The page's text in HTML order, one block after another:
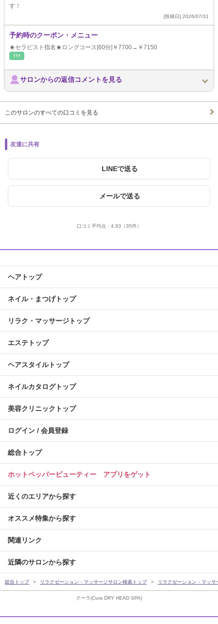
クーラ(Cura DRY HEAD SPA)
す！
[投稿日] 2026/07/31
予約時のクーポン・メニュー
★セラピスト指名★ロングコース[60分]￥7700→￥7150
ﾘﾗｸ
サロンからの返信コメントを見る
このサロンのすべての口コミを見る
友達に共有
LINEで送る
メールで送る
口コミ平均点： 4.83 （35件）
ヘアトップ
ネイル・まつげトップ
リラク・マッサージトップ
エステトップ
ヘアスタイルトップ
ネイルカタログトップ
美容クリニックトップ
ログイン / 会員登録
総合トップ
ホットペッパービューティー アプリをゲット
近くのエリアから探す
オススメ特集から探す
関連リンク
近隣のサロンから探す
総合トップ リラクゼーション・マッサージサロン検索トップ リラクゼーション・マッ